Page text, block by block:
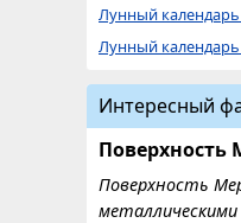
Лунный календарь
Лунный календарь
Интересный
Поверхность
Поверхность